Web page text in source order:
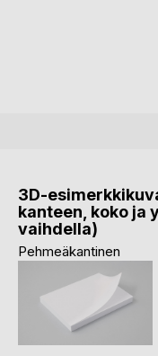
3D-
kanteen, koko ja
vaihdella)
Pehmeäkantinen